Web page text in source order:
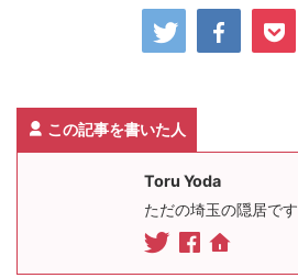
この記事を書いた人
Toru Yoda
ただの埼玉の隠居です